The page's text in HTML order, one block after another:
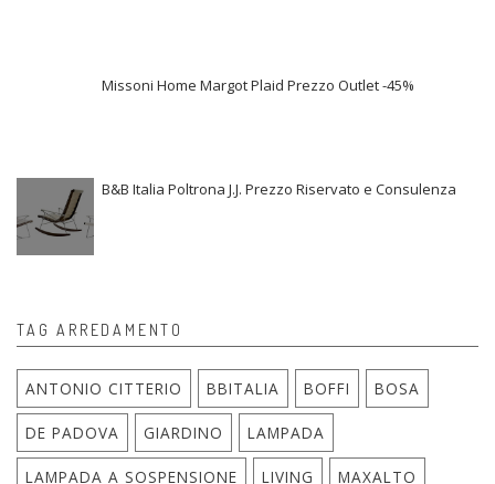
Missoni Home Margot Plaid Prezzo Outlet -45%
B&B Italia Poltrona J.J. Prezzo Riservato e Consulenza
TAG ARREDAMENTO
ANTONIO CITTERIO BBITALIA BOFFI BOSA
DE PADOVA GIARDINO LAMPADA
LAMPADA A SOSPENSIONE LIVING MAXALTO